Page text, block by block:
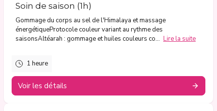
Soin de saison (1h)
Gommage du corps au sel de l'Himalaya et massage
énergétiqueProtocole couleur variant au rythme des
saisonsAltéarah : gommage et huiles couleurs co... Lire la suite
1 heure
Voir les détails